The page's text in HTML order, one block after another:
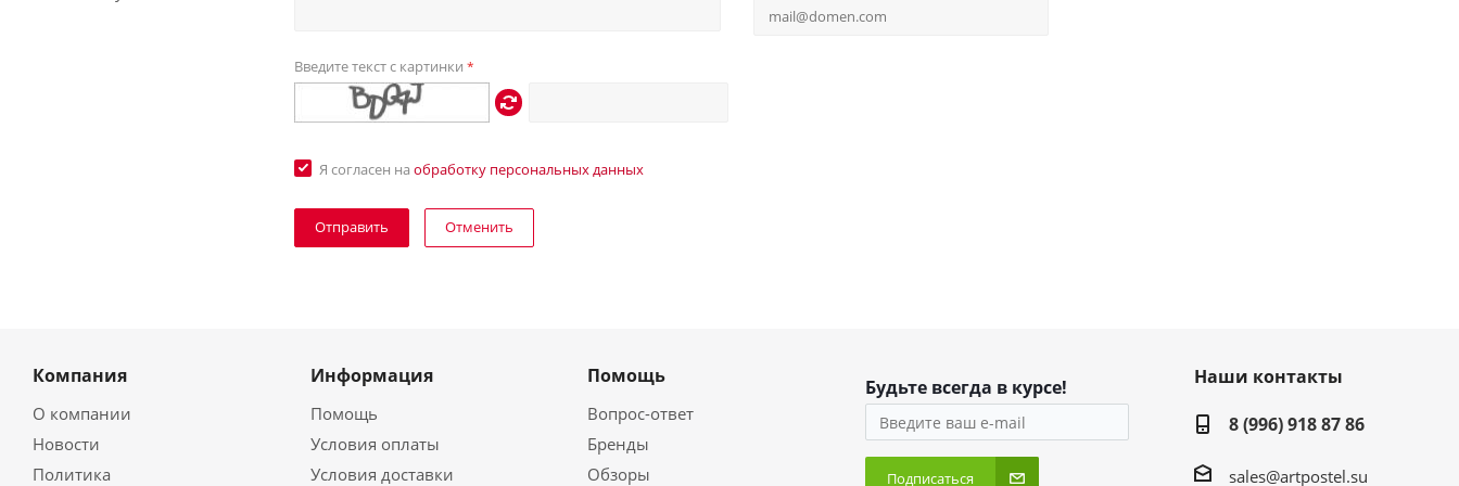
Введите текст с картинки*
Я согласен наобработку персональных данных
Отменить
Компания
О компании
Новости
Политика
Информация
Помощь
Условия оплаты
Условия доставки
Помощь
Вопрос-ответ
Бренды
Обзоры
Будьте всегда в курсе!
Подписаться
Наши контакты
8 (996) 918 87 86
sales@artpostel.su